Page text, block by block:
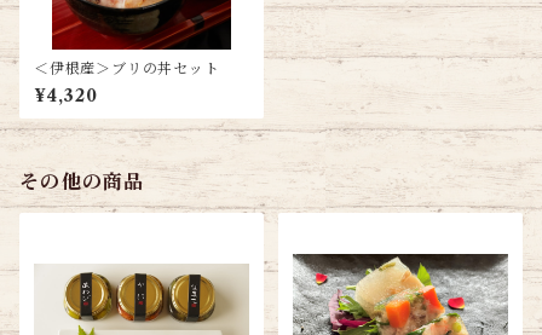
＜伊根産＞ブリの丼セット
¥4,320
その他の商品